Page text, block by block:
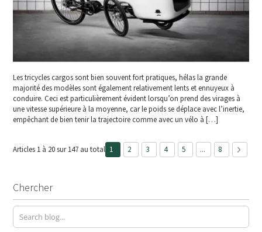
Les tricycles cargos sont bien souvent fort pratiques, hélas la grande
majorité des modèles sont également relativement lents et ennuyeux à
conduire. Ceci est particulièrement évident lorsqu’on prend des virages à
une vitesse supérieure à la moyenne, car le poids se déplace avec l’inertie,
empêchant de bien tenir la trajectoire comme avec un vélo à […]
Articles 1 à 20 sur 147 au totalPage
Vous lisez actuellement la page
1 Page
2 Page
3 Page
4 Page
5 ... Page
8 Page
Chercher